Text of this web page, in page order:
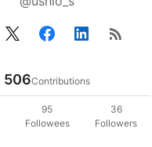
rss_feed
506Contributions
95
Followees
36
Followers